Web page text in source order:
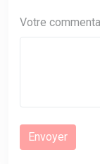
Votre